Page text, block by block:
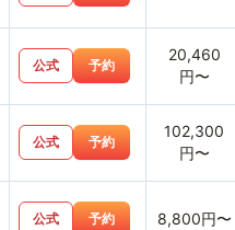
公式 予約
20,460
円〜
公式 予約
102,300
円〜
公式 予約 8,800円〜